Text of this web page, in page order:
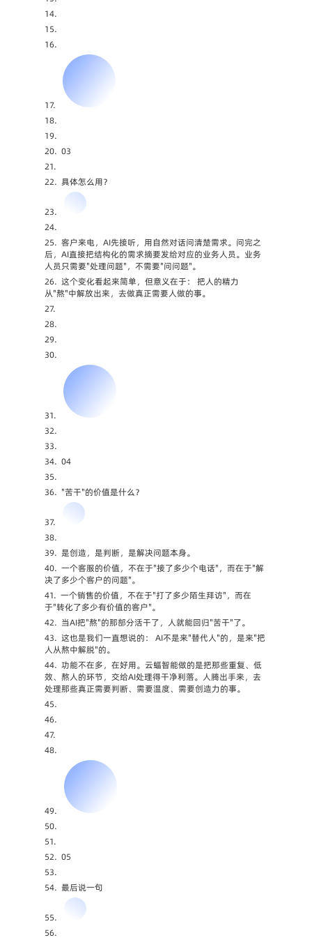
14.
15.
16.
17.
18.
19.
20. 03
21.
22. 具体怎么用？
23.
24.
25. 客户来电，AI先接听，用自然对话问清楚需求。问完之
后，AI直接把结构化的需求摘要发给对应的业务人员。业务
人员只需要"处理问题"，不需要"问问题"。
26. 这个变化看起来简单，但意义在于： 把人的精力
从"熬"中解放出来，去做真正需要人做的事。
27.
28.
29.
30.
31.
32.
33.
34. 04
35.
36. "苦干"的价值是什么？
37.
38.
39. 是创造，是判断，是解决问题本身。
40. 一个客服的价值，不在于"接了多少个电话"，而在于"解
决了多少个客户的问题"。
41. 一个销售的价值，不在于"打了多少陌生拜访"，而在
于"转化了多少有价值的客户"。
42. 当AI把"熬"的那部分活干了，人就能回归"苦干"了。
43. 这也是我们一直想说的： AI不是来"替代人"的，是来"把
人从熬中解脱"的。
44. 功能不在多，在好用。云蝠智能做的是把那些重复、低
效、熬人的环节，交给AI处理得干净利落。人腾出手来，去
处理那些真正需要判断、需要温度、需要创造力的事。
45.
46.
47.
48.
49.
50.
51.
52. 05
53.
54. 最后说一句
55.
56.